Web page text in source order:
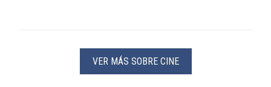
VER MÁS SOBRE CINE